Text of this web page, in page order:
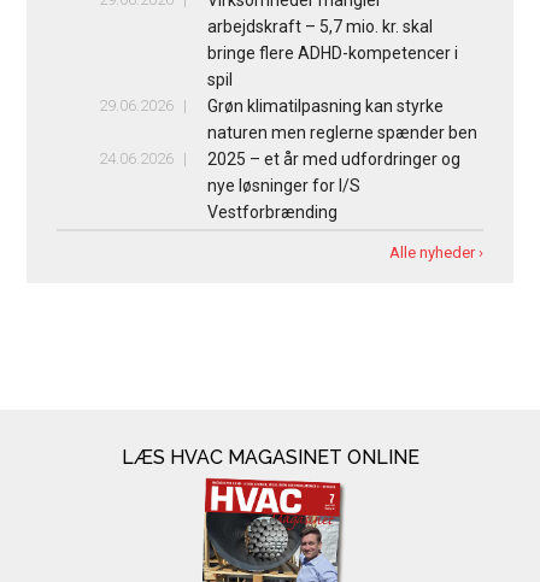
arbejdskraft – 5,7 mio. kr. skal
bringe flere ADHD-kompetencer i
spil
29.06.2026
Grøn klimatilpasning kan styrke
naturen men reglerne spænder ben
24.06.2026
2025 – et år med udfordringer og
nye løsninger for I/S
Vestforbrænding
Alle nyheder ›
LÆS HVAC MAGASINET ONLINE